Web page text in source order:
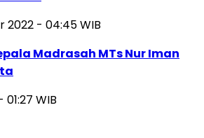
2022 - 04:45 WIB
Madrasah MTs Nur Iman
WIB